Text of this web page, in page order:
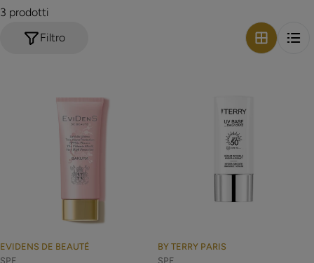
e
3 prodotti
Filtro
EVIDENS DE BEAUTÉ
SPF
BY TERRY PARIS
SPF